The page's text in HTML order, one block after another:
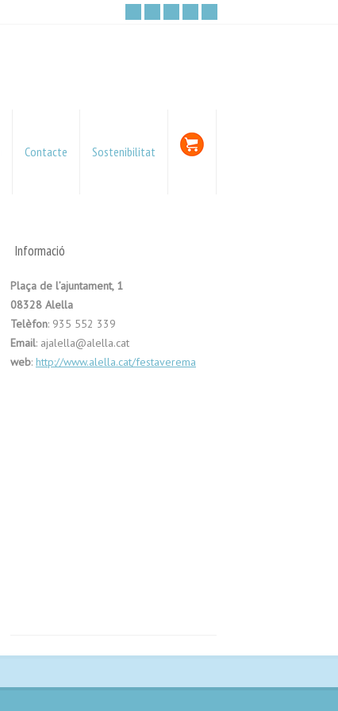
Contacte Sostenibilitat
Informació
Plaça de l’ajuntament, 1
08328 Alella
Telèfon: 935 552 339
Email: ajalella@alella.cat
web: http://www.alella.cat/festaverema